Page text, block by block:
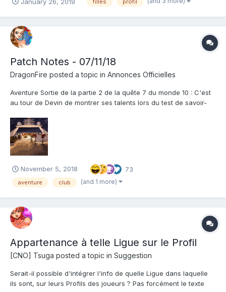
dans notre bel écran de présentation, la flèche pour naviguer
filles profil
Patch Notes - 07/11/18
DragonFire posted a topic in Annonces Officielles
Aventure Sortie de la partie 2 de la quête 7 du monde 10 : C'est
au tour de Devin de montrer ses talents lors du test de savoir-
Général Ajout d'une nouvelle fonctionnalité sociale - Les Clubs...
November 5, 2018 73
aventure club (and 1 more)
Appartenance à telle Ligue sur le Profil
[CNO] Tsuga posted a topic in Suggestion
Serait-il possible d'intégrer l'info de quelle Ligue dans laquelle
ils sont, sur leurs Profils des joueurs ? Pas forcément le texte